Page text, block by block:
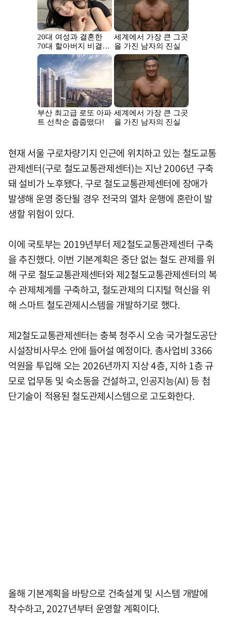
현재 서울 구로차량기지 인근에 위치하고 있는 철도교통
관제센터(구로 철도교통관제센터)는 지난 2006년 구축
돼 설비가 노후됐다. 구로 철도교통관제센터에 장애가
발생해 운영 중단될 경우 전국의 열차 운행에 혼란이 발
생할 위험이 있다.
이에 국토부는 2019년부터 제2철도교통관제센터 구축
을 추진했다. 이번 기본계획은 중단 없는 철도 관제를 위
해 구로 철도교통관제센터와 제2철도교통관제센터의 복
수 관제체계를 구축하고, 철도관제의 디지털 혁신을 위
해 스마트 철도관제시스템을 개발하기로 했다.
제2철도교통관제센터는 충북 청주시 오송 국가철도공단
시설장비사무소 안에 들어설 예정이다. 총사업비 3366
억원을 투입해 오는 2026년까지 지상 4층, 지하 1층 규
모로 업무동 및 숙소동을 건설하고, 인공지능(AI) 등 첨
단기술이 적용된 철도관제시스템으로 고도화한다.
올해 기본계획을 바탕으로 건축설계 및 시스템 개발에
착수하고, 2027년부터 운영할 계획이다.